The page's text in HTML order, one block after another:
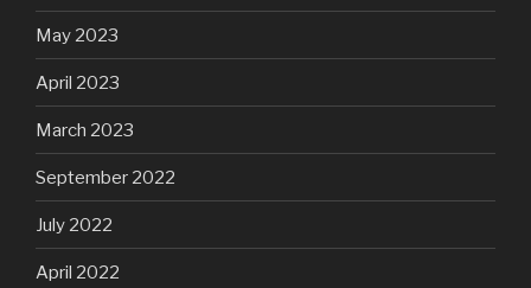
May 2023
April 2023
March 2023
September 2022
July 2022
April 2022